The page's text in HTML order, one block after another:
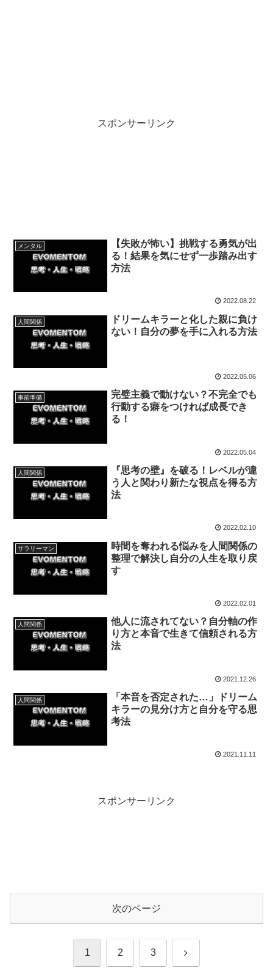
スポンサーリンク
メンタル
【失敗が怖い】挑戦する勇気が出
る！結果を気にせず一歩踏み出す
方法
2022.08.22
人間関係
ドリームキラーと化した親に負け
ない！自分の夢を手に入れる方法
2022.05.06
事前準備
完璧主義で動けない？不完全でも
行動する癖をつければ成長でき
る！
2022.05.04
人間関係
『思考の壁』を破る！レベルが違
う人と関わり新たな視点を得る方
法
2022.02.10
サラリーマン
時間を奪われる悩みを人間関係の
整理で解決し自分の人生を取り戻
す
2022.02.01
人間関係
他人に流されてない？自分軸の作
り方と本音で生きて信頼される方
法
2021.12.26
人間関係
「本音を否定された…」ドリーム
キラーの見分け方と自分を守る思
考法
2021.11.11
スポンサーリンク
次のページ
1 2 3 次